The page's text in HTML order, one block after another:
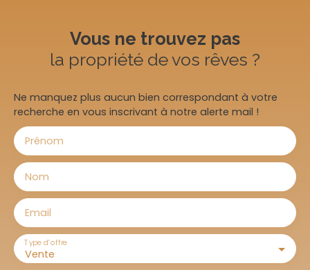
Vous ne trouvez pas
la propriété de vos rêves ?
Ne manquez plus aucun bien correspondant à votre
recherche en vous inscrivant à notre alerte mail !
Prénom
Nom
Email
Vente
Type d'offre